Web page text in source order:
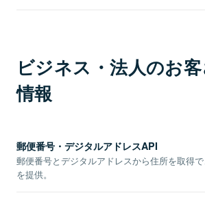
ビジネス・法人のお
情報
郵便番号・デジタルアドレスAPI
郵便番号とデジタルアドレスから住所を取得
を提供。